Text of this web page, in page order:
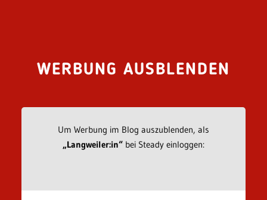
WERBUNG AUSBLENDEN
Um Werbung im Blog auszublenden, als
„Langweiler:in“bei Steady einloggen: